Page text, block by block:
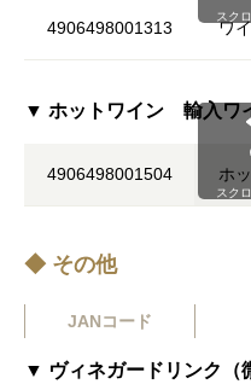
4906498001313 ワ
スク
▼ ホットワイン 輸入ワ
4906498001504 ホ
スク
◆ その他
JANコード
▼ ヴィネガードリンク（